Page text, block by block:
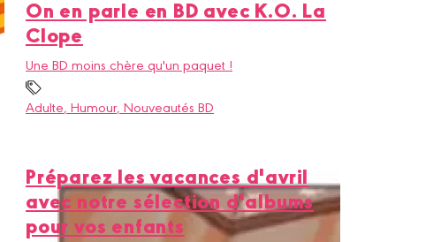
On en parle en BD avec K.O. La
Clope
Une BD moins chère qu'un paquet !
Adulte, Humour, Nouveautés BD
Préparez les vacances d'avril
avec notre sélection d'albums
pour vos enfants